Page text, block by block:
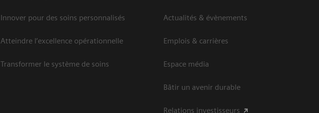
Innover pour des soins personnalisés
Atteindre l’excellence opérationnelle
Transformer le système de soins
Actualités & évènements
Emplois & carrières
Espace média
Bâtir un avenir durable
Relations investisseurs